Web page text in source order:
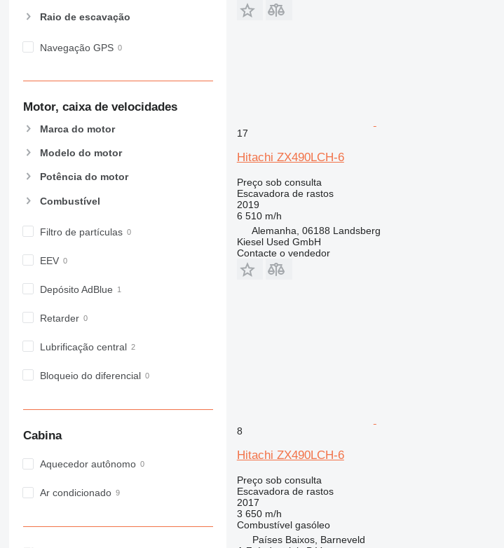
Raio de escavação
Navegação GPS
Motor, caixa de velocidades
Marca do motor
Modelo do motor
Potência do motor
Combustível
Filtro de partículas
EEV
Depósito AdBlue
Retarder
Lubrificação central
Bloqueio do diferencial
Cabina
Aquecedor autônomo
Ar condicionado
17
Hitachi ZX490LCH-6
Preço sob consulta
Escavadora de rastos
2019
6 510 m/h
Alemanha, 06188 Landsberg
Kiesel Used GmbH
Contacte o vendedor
8
Hitachi ZX490LCH-6
Preço sob consulta
Escavadora de rastos
2017
3 650 m/h
Combustível gasóleo
Países Baixos, Barneveld